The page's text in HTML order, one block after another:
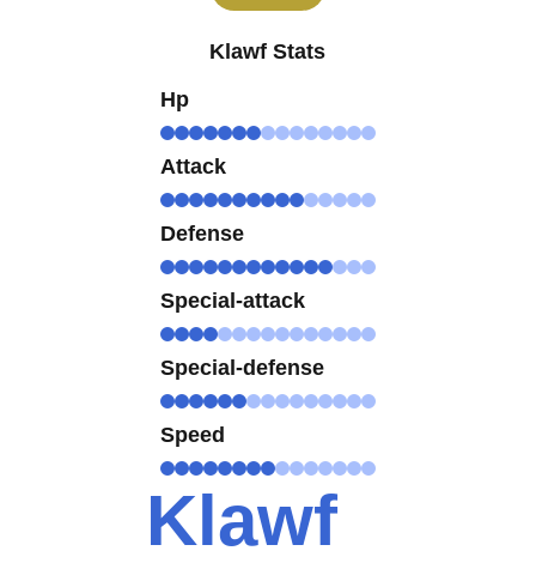
Klawf Stats
Hp
Attack
Defense
Special-attack
Special-defense
Speed
Klawf